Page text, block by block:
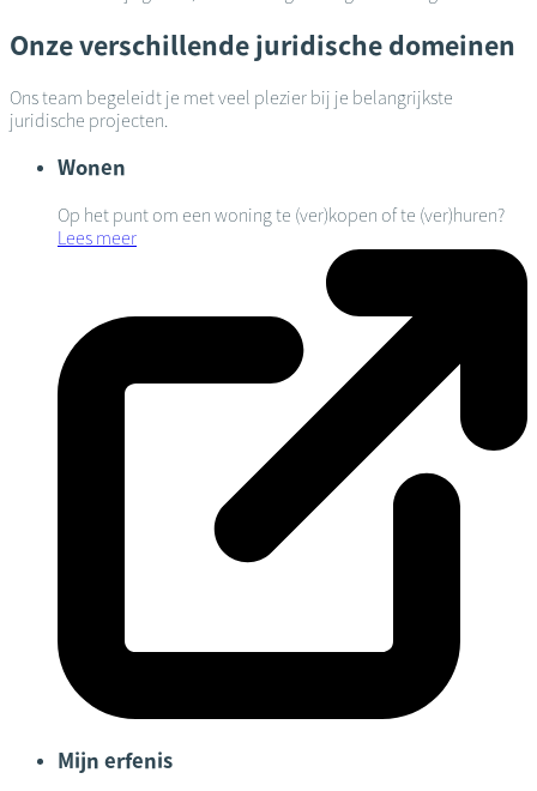
Onze verschillende juridische domeinen
Ons team begeleidt je met veel plezier bij je belangrijkste
juridische projecten.
Wonen
Op het punt om een woning te (ver)kopen of te (ver)huren?
Lees meer
Mijn erfenis